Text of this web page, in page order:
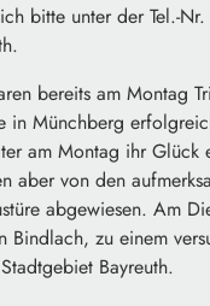
bitte unter der Tel.-
bereits am Montag
in Münchberg
am Montag ihr Glück
aber von den
abgewiesen. Am
Bindlach, zu einem
Bayreuth.